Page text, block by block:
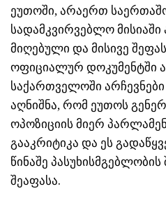
ეუთოში, არაერთ
სადამკვირვებლო მისიაში
მიღებული და მისივე
ოფიციალურ დოკუმენტში
საქართველოში არჩევნები
აღნიშნა, რომ ეუთოს
ოპოზიციის მიერ
გააკრიტიკა და ეს
წინაშე
შეაფასა.